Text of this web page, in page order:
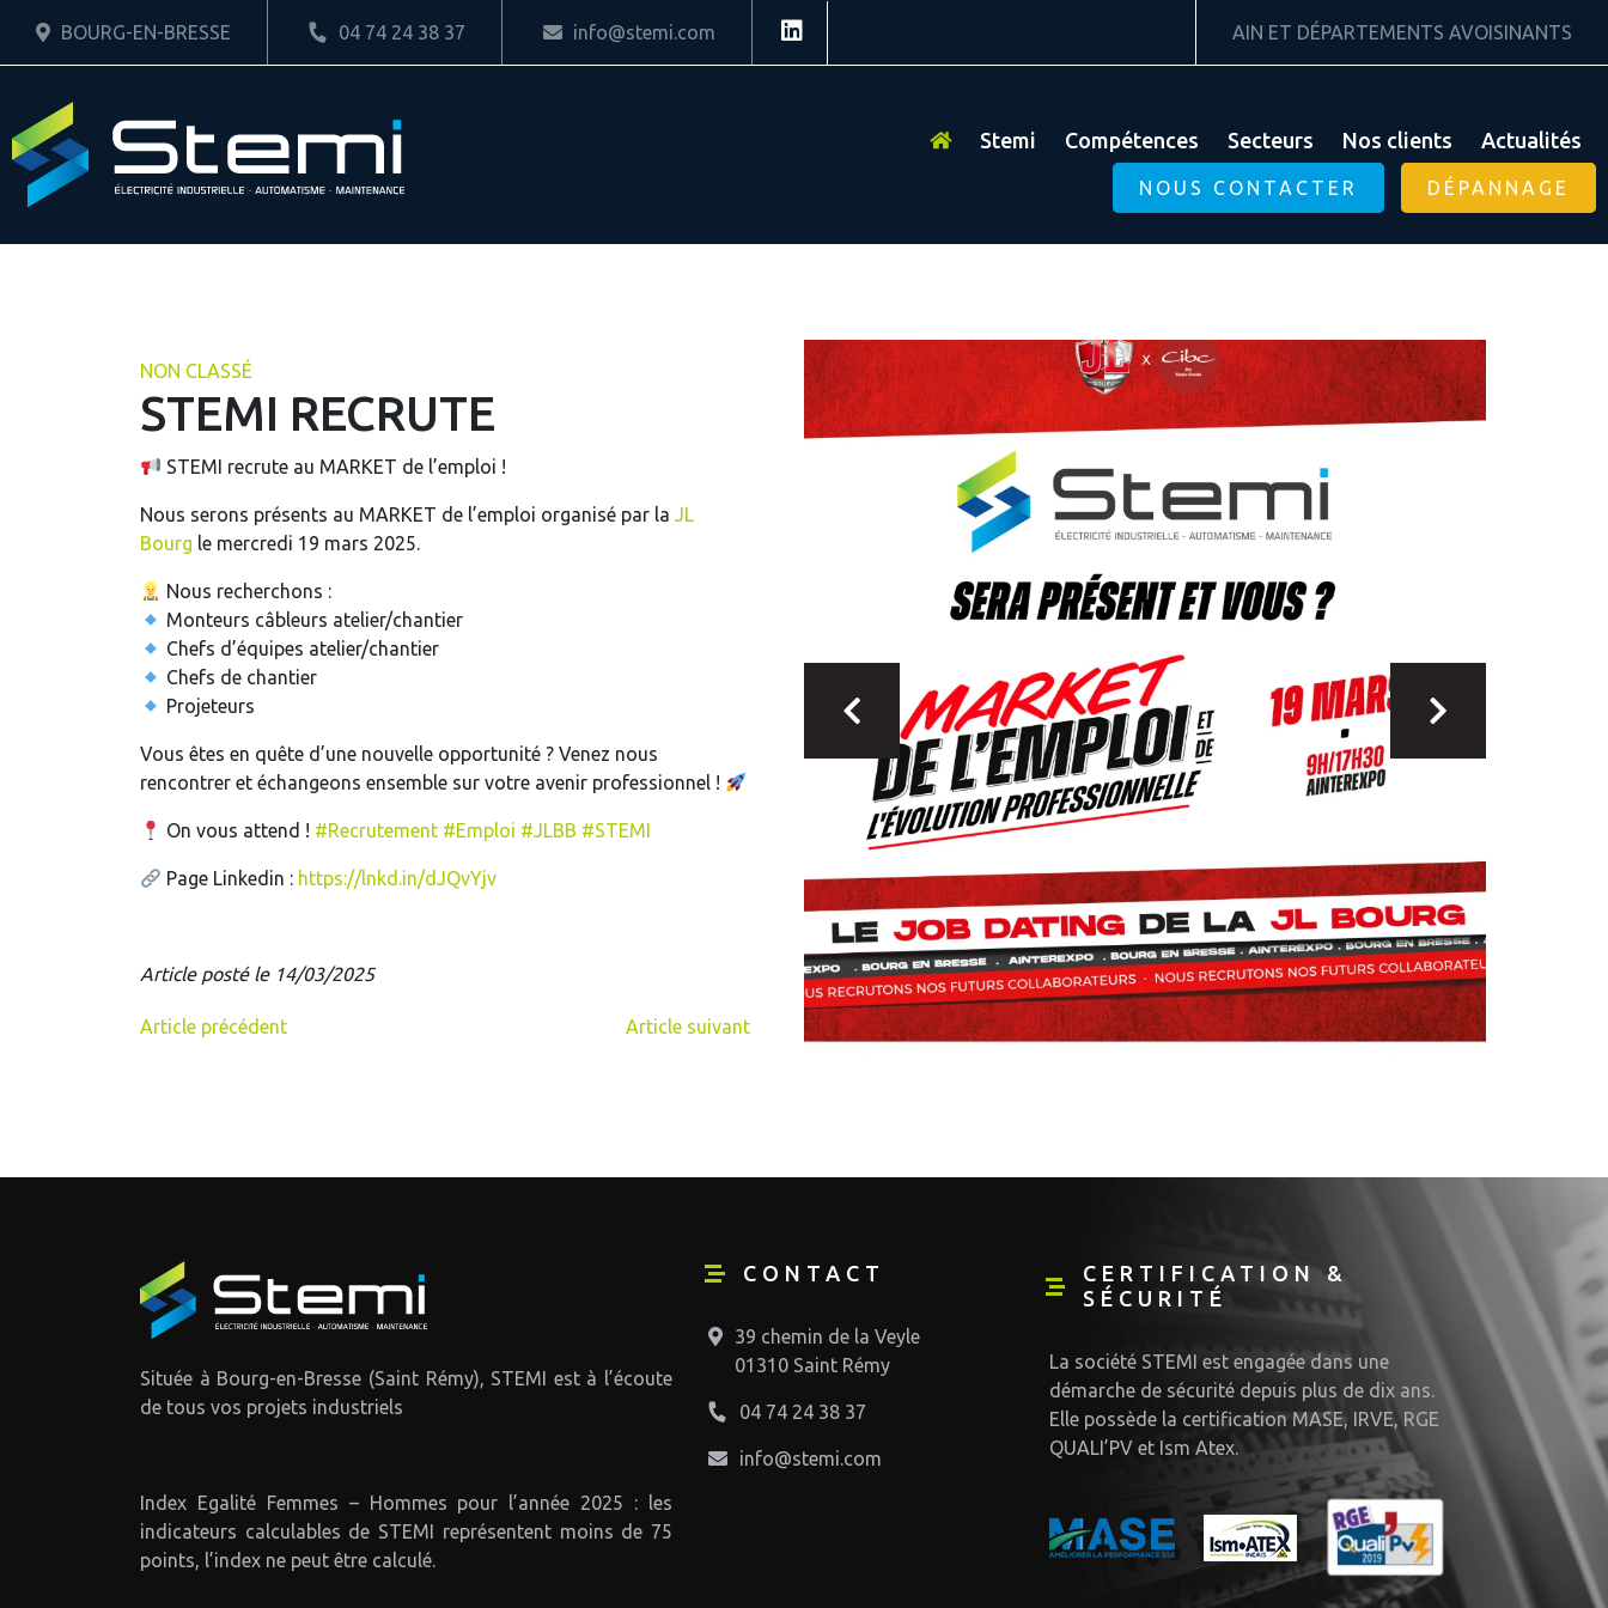
BOURG-EN-BRESSE 04 74 24 38 37 info@stemi.com AIN ET DÉPARTEMENTS AVOISINANTS
Stemi Compétences Secteurs Nos clients Actualités
NOUS CONTACTER DÉPANNAGE
NON CLASSÉ
STEMI RECRUTE
STEMI recrute au MARKET de l’emploi !
Nous serons présents au MARKET de l’emploi organisé par la JL
Bourg le mercredi 19 mars 2025.
Nous recherchons :
Monteurs câbleurs atelier/chantier
Chefs d’équipes atelier/chantier
Chefs de chantier
Projeteurs
Vous êtes en quête d’une nouvelle opportunité ? Venez nous
rencontrer et échangeons ensemble sur votre avenir professionnel !
On vous attend ! #Recrutement #Emploi #JLBB #STEMI
Page Linkedin : https://lnkd.in/dJQvYjv
Article posté le 14/03/2025
Article précédent Article suivant
Située à Bourg-en-Bresse (Saint Rémy), STEMI est à l’écoute
de tous vos projets industriels
Index Egalité Femmes – Hommes pour l’année 2025 : les
indicateurs calculables de STEMI représentent moins de 75
points, l’index ne peut être calculé.
CONTACT
39 chemin de la Veyle
01310 Saint Rémy
04 74 24 38 37
info@stemi.com
CERTIFICATION &
SÉCURITÉ
La société STEMI est engagée dans une
démarche de sécurité depuis plus de dix ans.
Elle possède la certification MASE, IRVE, RGE
QUALI’PV et Ism Atex.